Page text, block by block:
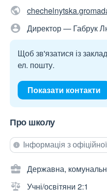
Директор — Габрук
Щоб зв'язатися із
ел. пошту.
Показати контакти
Про школу
Інформація з
Державна,
Учні/освітяни 2:1